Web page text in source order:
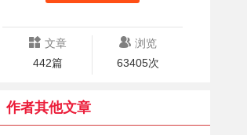
文章
442篇
浏览
63405次
作者其他文章